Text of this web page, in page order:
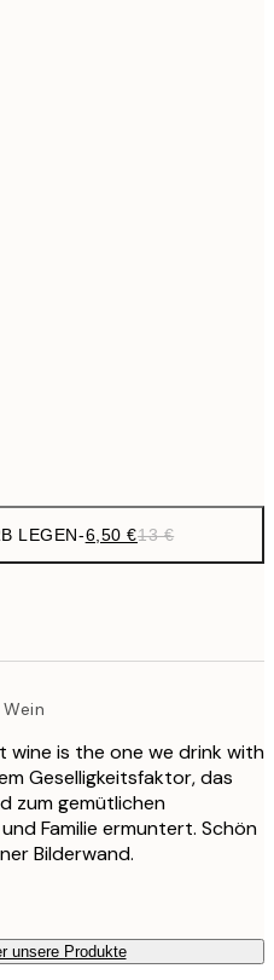
LEGEN-6,50 €13 €
wine is the one we drink with
Geselligkeitsfaktor, das
zum gemütlichen
Familie ermuntert. Schön
Bilderwand.
unsere Produkte